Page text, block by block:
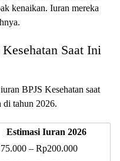
kenaikan. Iuran mereka
Saat Ini
BPJS Kesehatan saat
di tahun 2026.
Estimasi Iuran 2026
– Rp200.000